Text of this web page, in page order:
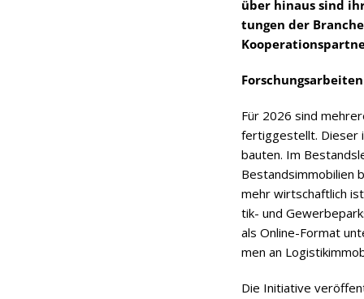
über hin­aus sind
tun­gen der
Für 2026 sind
fer­tig­ge­stellt. Die­ser
bau­ten. Im
Bestands­im­mo­bi­lien
mehr wirt­schaft­lich
tik- und
als Online-For­mat
men an
Die Initia­tive